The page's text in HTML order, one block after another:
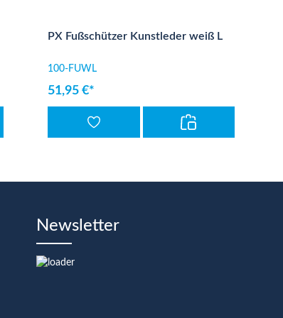
PX Fußschützer Kunstleder weiß L
100-FUWL
51,95 €*
Newsletter